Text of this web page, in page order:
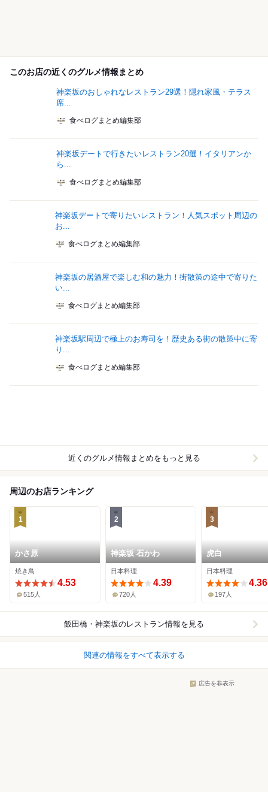
このお店の近くのグルメ情報まとめ
神楽坂のおしゃれなレストラン29選！隠れ家風・テラス
席...
食べログまとめ編集部
神楽坂デートで行きたいレストラン20選！イタリアンか
ら...
食べログまとめ編集部
神楽坂デートで寄りたいレストラン！人気スポット周辺の
お...
食べログまとめ編集部
神楽坂の居酒屋で楽しむ和の魅力！街散策の途中で寄りた
い...
食べログまとめ編集部
神楽坂駅周辺で極上のお寿司を！歴史ある街の散策中に寄
り...
食べログまとめ編集部
近くのグルメ情報まとめをもっと見る
周辺のお店ランキング
1
かさ原
焼き鳥
4.53
515人
2
神楽坂 石かわ
日本料理
4.39
720人
3
虎白
日本料理
4.36
197人
飯田橋・神楽坂のレストラン情報を見る
関連の情報をすべて表示する
広告を非表示